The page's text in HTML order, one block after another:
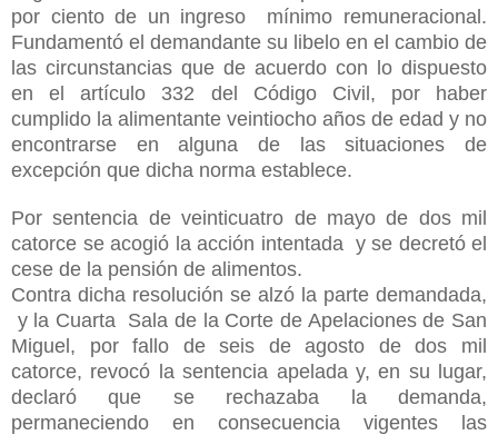
por ciento de un ingreso mínimo remuneracional.
Fundamentó el demandante su libelo en el cambio de
las circunstancias que de acuerdo con lo dispuesto
en el artículo 332 del Código Civil, por haber
cumplido la alimentante veintiocho años de edad y no
encontrarse en alguna de las situaciones de
excepción que dicha norma establece.
Por sentencia de veinticuatro de mayo de dos mil
catorce se acogió la acción intentada y se decretó el
cese de la pensión de alimentos.
Contra dicha resolución se alzó la parte demandada,
y la Cuarta Sala de la Corte de Apelaciones de San
Miguel, por fallo de seis de agosto de dos mil
catorce, revocó la sentencia apelada y, en su lugar,
declaró que se rechazaba la demanda,
permaneciendo en consecuencia vigentes las